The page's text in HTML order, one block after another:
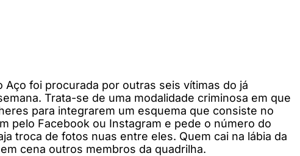
foi procurada por outras seis vítimas do já
Trata-se de uma modalidade criminosa em que
para integrarem um esquema que consiste no
pelo Facebook ou Instagram e pede o número do
troca de fotos nuas entre eles. Quem cai na lábia da
cena outros membros da quadrilha.